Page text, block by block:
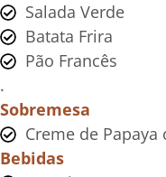
Salada Verde
Batata Frira
Pão Francês
.
Sobremesa
Creme de
Bebidas